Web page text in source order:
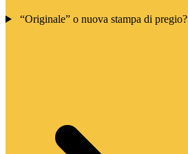
“Originale” o nuova stampa di pregio?